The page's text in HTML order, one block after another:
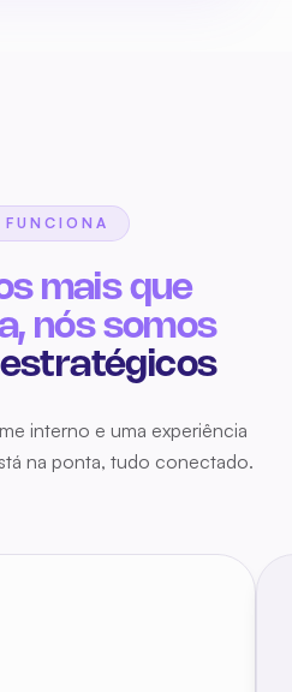
interno e uma experiência
na ponta, tudo conectado.